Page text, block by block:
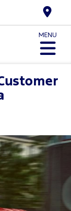
MENU